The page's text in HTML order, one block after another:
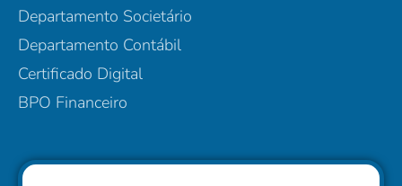
Departamento Societário
Departamento Contábil
Certificado Digital
BPO Financeiro